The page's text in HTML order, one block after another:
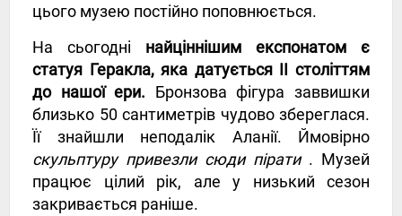
цього музею постійно поповнюється.
На сьогодні найціннішим експонатом є
статуя Геракла, яка датується ІІ століттям
до нашої ери. Бронзова фігура заввишки
близько 50 сантиметрів чудово збереглася.
Її знайшли неподалік Аланії. Ймовірно
скульптуру привезли сюди пірати. Музей
працює цілий рік, але у низький сезон
закривається раніше.